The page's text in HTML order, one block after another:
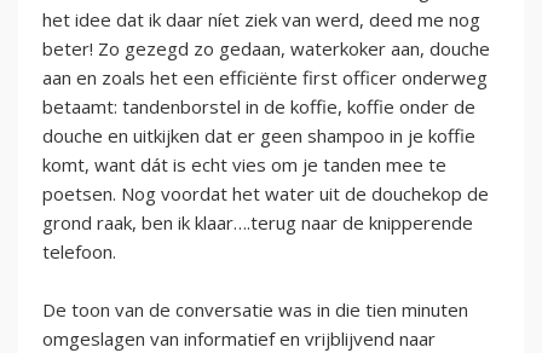
het idee dat ik daar níet ziek van werd, deed me nog
beter! Zo gezegd zo gedaan, waterkoker aan, douche
aan en zoals het een efficiënte first officer onderweg
betaamt: tandenborstel in de koffie, koffie onder de
douche en uitkijken dat er geen shampoo in je koffie
komt, want dát is echt vies om je tanden mee te
poetsen. Nog voordat het water uit de douchekop de
grond raak, ben ik klaar….terug naar de knipperende
telefoon.
De toon van de conversatie was in die tien minuten
omgeslagen van informatief en vrijblijvend naar